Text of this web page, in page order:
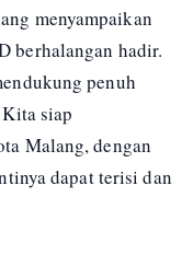
menyampaikan
berhalangan hadir.
penuh
siap
Malang, dengan
dapat terisi dan